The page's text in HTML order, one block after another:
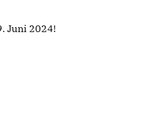
Juni 2024!